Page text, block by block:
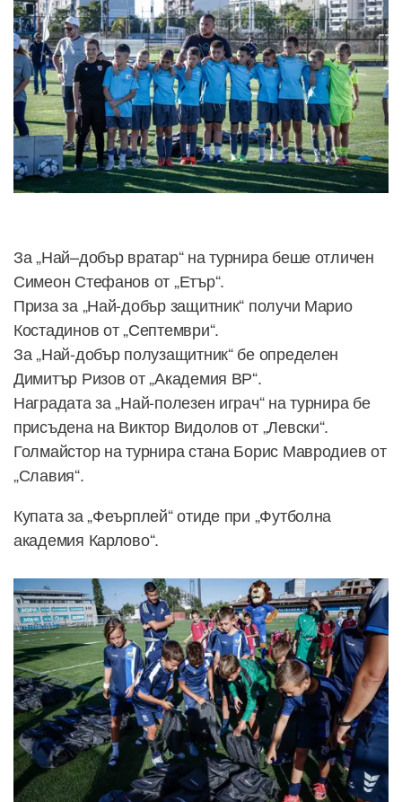
За „Най–добър вратар“ на турнира беше отличен
Симеон Стефанов от „Етър“.
Приза за „Най-добър защитник“ получи Марио
Костадинов от „Септември“.
За „Най-добър полузащитник“ бе определен
Димитър Ризов от „Академия ВР“.
Наградата за „Най-полезен играч“ на турнира бе
присъдена на Виктор Видолов от „Левски“.
Голмайстор на турнира стана Борис Мавродиев от
„Славия“.
Купата за „Феърплей“ отиде при „Футболна
академия Карлово“.